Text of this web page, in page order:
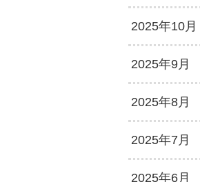
2025年10月
2025年9月
2025年8月
2025年7月
2025年6月